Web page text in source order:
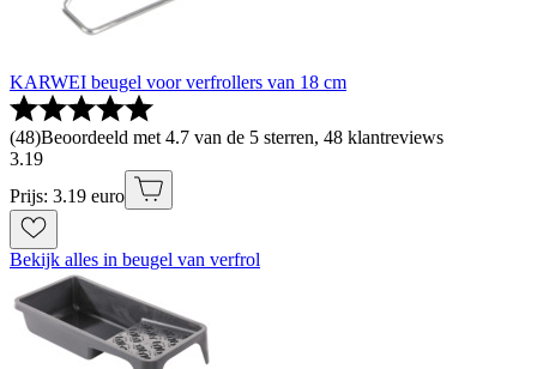
KARWEI beugel voor verfrollers van 18 cm
(48)Beoordeeld met 4.7 van de 5 sterren, 48 klantreviews
3.19
Prijs: 3.19 euro
Bekijk alles in beugel van verfrol